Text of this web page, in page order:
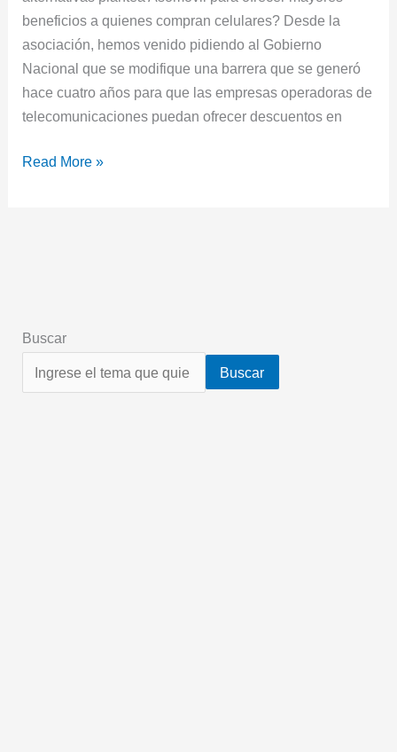
beneficios a quienes compran celulares? Desde la
asociación, hemos venido pidiendo al Gobierno
Nacional que se modifique una barrera que se generó
hace cuatro años para que las empresas operadoras de
telecomunicaciones puedan ofrecer descuentos en
Read More »
Buscar
Buscar